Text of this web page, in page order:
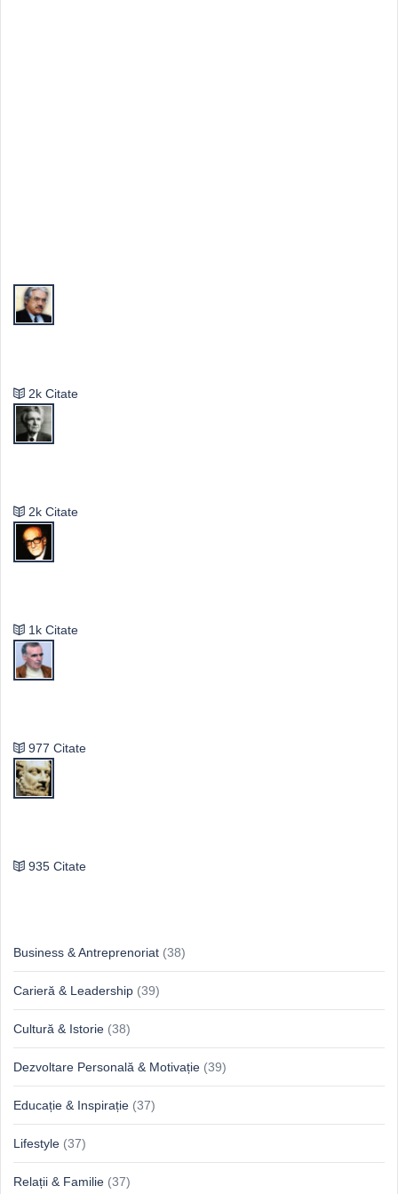
2k Citate
2k Citate
1k Citate
977 Citate
935 Citate
Business & Antreprenoriat (38)
Carieră & Leadership (39)
Cultură & Istorie (38)
Dezvoltare Personală & Motivație (39)
Educație & Inspirație (37)
Lifestyle (37)
Relații & Familie (37)